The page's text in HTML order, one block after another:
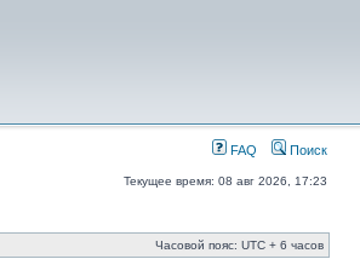
FAQ Поиск
Текущее время: 08 авг 2026, 17:23
Часовой пояс: UTC + 6 часов